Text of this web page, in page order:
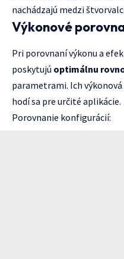
nachádzajú medzi
Výkonové
Pri porovnaní výkonu a
poskytujú optimálnu
parametrami. Ich
hodí sa pre určité aplikácie.
Porovnanie konfigurácií: